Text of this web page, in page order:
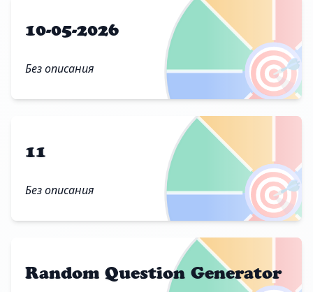
🎯
10-05-2026
Без описания
🎯
11
Без описания
Random Question Generator